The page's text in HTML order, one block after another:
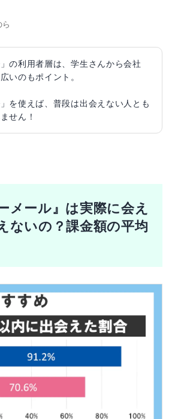
」の利用者層は、学生さんから会社
いのもポイント。
」を使えば、普段は出会えない人とも
せん！
メール』は実際に会え
ないの？課金額の平均